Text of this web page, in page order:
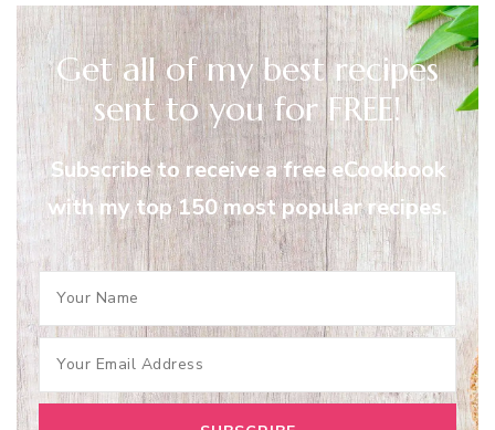
Get all of my best recipes
sent to you for FREE!
Subscribe to receive a free eCookbook
with my top 150 most popular recipes.